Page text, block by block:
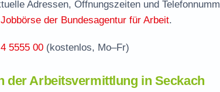
Neckar-Odenwald-Kreis – zuständige Stelle
und Jobbörse in Seckach
Fragen rund ums Jobcenter
Adressen, Öffnungszeiten und
Jobbörse der Bundesagentur für Arbeit.
5555 00 (kostenlos, Mo–Fr)
der Arbeitsvermittlung in Seckach